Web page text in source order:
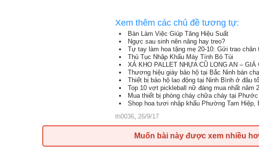
Xem thêm các chủ đề tương tự:
Bàn Làm Việc Giúp Tăng Hiệu Suất
Ngực sau sinh nên nâng hay treo?
Tự tay làm hoa tặng mẹ 20-10: Gửi trao chân
Thủ Tục Nhập Khẩu Máy Tính Bỏ Túi
XẢ KHO PALLET NHỰA CŨ LONG AN –
Thương hiệu giày bảo hộ tại Bắc Ninh bán
Thiết bị bảo hộ lao động tại Ninh Bình ở đâu
Top 10 vợt pickleball nữ đáng mua nhất năm
Mua thiết bị phòng cháy chữa cháy tại
Shop hoa tươi nhập khẩu Phường Tam Hiệp,
th0036, 26/9/17
Muốn bài này được xem nhiều